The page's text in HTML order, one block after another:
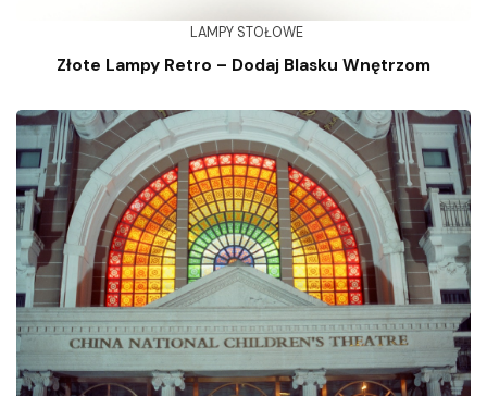
LAMPY STOŁOWE
Złote Lampy Retro – Dodaj Blasku Wnętrzom